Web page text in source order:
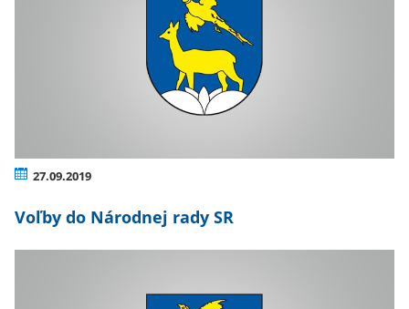
27.09.2019
Voľby do Národnej rady SR